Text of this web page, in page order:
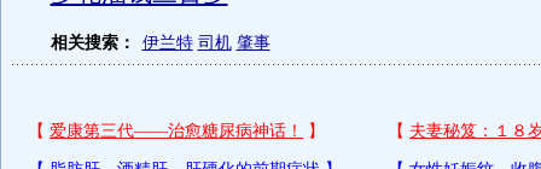
相关搜索： 伊兰特 司机 肇事